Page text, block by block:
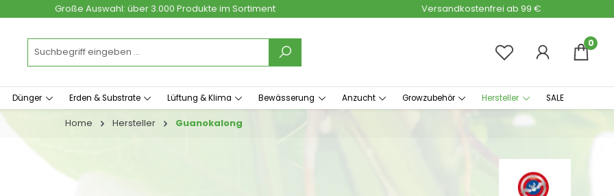
Große Auswahl: über 3.000 Produkte im Sortiment Versandkostenfrei ab 99 €
0
Dünger Erden & Substrate Lüftung & Klima Bewässerung Anzucht Growzubehör Hersteller SALE
Home Hersteller Guanokalong